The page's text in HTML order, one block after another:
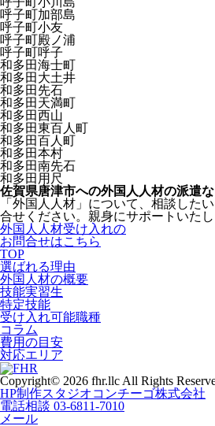
呼子町加部島
呼子町小友
呼子町殿ノ浦
呼子町呼子
和多田海士町
和多田大土井
和多田先石
和多田天満町
和多田西山
和多田東百人町
和多田百人町
和多田本村
和多田南先石
和多田用尺
佐賀県唐津市への外国人人材の派遣な
「外国人人材」について、相談した
合せください。親身にサポートいたし
外国人人材受け入れの
お問合せはこちら
TOP
選ばれる理由
外国人材の概要
技能実習生
特定技能
受け入れ可能職種
コラム
費用の目安
対応エリア
Copyright© 2026 fhr.llc All Rights
HP制作スタジオコンチーゴ株式会社
電話相談 03-6811-7010
メール